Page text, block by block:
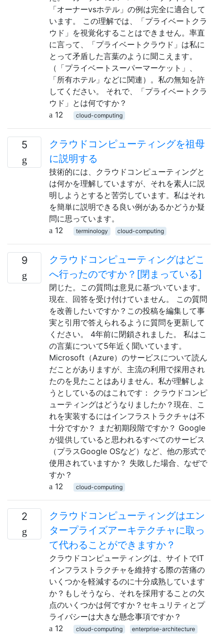
「オーナーvsホテル」の例は完全に適合して
います。 この理解では、「プライベートクラ
ウド」を視覚化することはできません。率直
に言って、「プライベートクラウド」は私に
とって矛盾した言葉のように聞こえます。
（「プライベートスーパーマーケット」、
「所有ホテル」などに関連）。私の無知を許
してください。 それで、「プライベートクラ
ウド」とは何ですか？
12
cloud-computing
5
クラウドコンピューティングを祖母
に説明する
技術的には、クラウドコンピューティングと
は何かを理解していますが、それを素人に説
明しようとすると苦労しています。私はそれ
を簡単に説明できる良い例があるかどうか疑
問に思っています。
12
terminology cloud-computing
9
クラウドコンピューティングはどこ
へ行ったのですか？[閉まっている]
閉じた。この質問は意見に基づいています。
現在、回答を受け付けていません。 この質問
を改善したいですか？この投稿を編集して事
実と引用で答えられるように質問を更新して
ください。 4年前に閉鎖されました。 私はこ
の言葉について5年近く聞いています。
Microsoft（Azure）のサービスについて読ん
だことがありますが、主流の利用で採用され
たのを見たことはありません。私が理解しよ
うとしているのはこれです： クラウドコンピ
ューティングはどうなりましたか？現在、こ
れを実装するにはインフラストラクチャは不
十分ですか？ まだ初期段階ですか？ Google
が提供していると思われるすべてのサービス
（プラスGoogle OSなど）など、他の形式で
使用されていますか？ 失敗した場合、なぜで
すか？
12
cloud-computing
2
クラウドコンピューティングはエン
タープライズアーキテクチャに取っ
て代わることができますか？
クラウドコンピューティングは、サイトでIT
インフラストラクチャを維持する際の苦痛の
いくつかを軽減するのに十分成熟しています
か？もしそうなら、それを採用することの欠
点のいくつかは何ですか？セキュリティとプ
ライバシーは大きな懸念事項ですか？
12
cloud-computing enterprise-architecture